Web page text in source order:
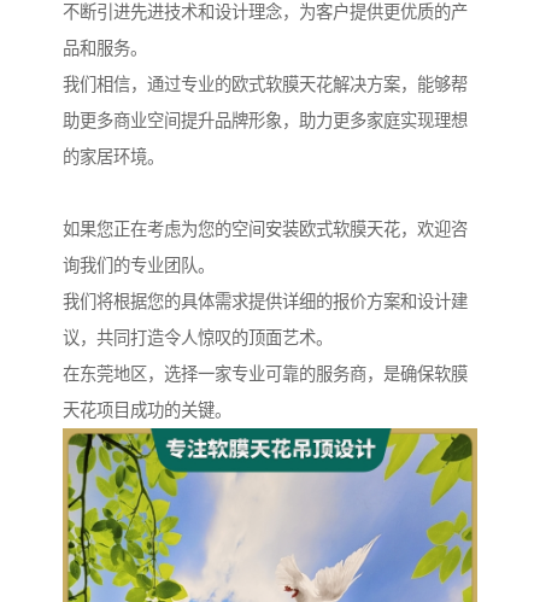
不断引进先进技术和设计理念，为客户提供更优质的产
品和服务。
我们相信，通过专业的欧式软膜天花解决方案，能够帮
助更多商业空间提升品牌形象，助力更多家庭实现理想
的家居环境。
如果您正在考虑为您的空间安装欧式软膜天花，欢迎咨
询我们的专业团队。
我们将根据您的具体需求提供详细的报价方案和设计建
议，共同打造令人惊叹的顶面艺术。
在东莞地区，选择一家专业可靠的服务商，是确保软膜
天花项目成功的关键。